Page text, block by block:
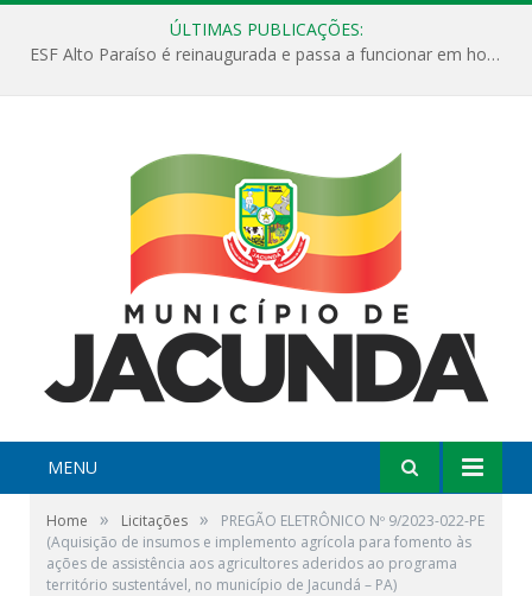
ÚLTIMAS PUBLICAÇÕES:
ESF Alto Paraíso é reinaugurada e passa a funcionar em horário estendido
MENU
Home » Licitações »
PREGÃO ELETRÔNICO Nº 9/2023-022-PE
(Aquisição de insumos e implemento agrícola para fomento às
ações de assistência aos agricultores aderidos ao programa
território sustentável, no município de Jacundá – PA)